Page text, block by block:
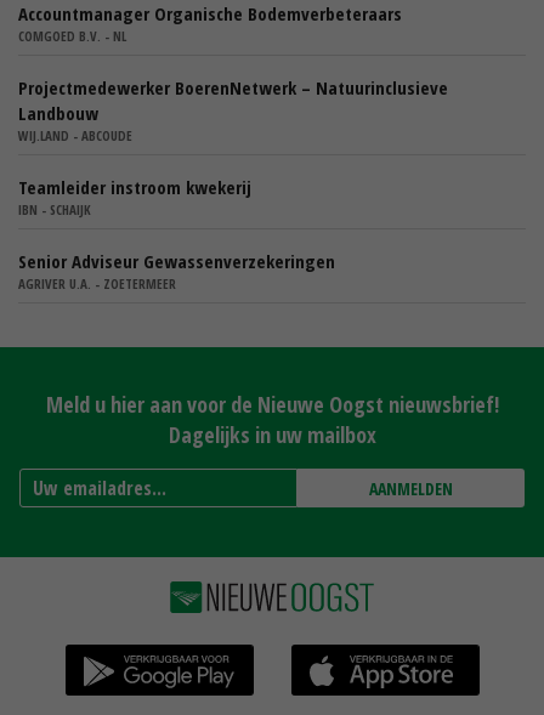
Accountmanager Organische Bodemverbeteraars
COMGOED B.V. - NL
Projectmedewerker BoerenNetwerk – Natuurinclusieve
Landbouw
WIJ.LAND - ABCOUDE
Teamleider instroom kwekerij
IBN - SCHAIJK
Senior Adviseur Gewassenverzekeringen
AGRIVER U.A. - ZOETERMEER
Meld u hier aan voor de Nieuwe Oogst nieuwsbrief!
Dagelijks in uw mailbox
AANMELDEN